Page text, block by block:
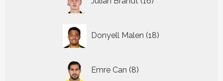
producten
Donyell Malen 18
producten
Emre Can 8
producten